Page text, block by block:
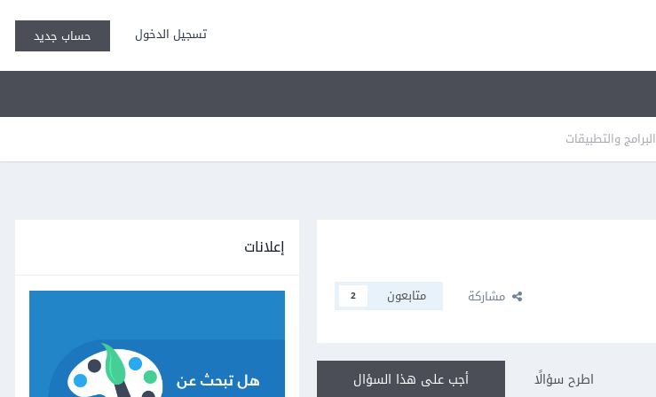
تسجيل الدخول حساب جديد
البرامج والتطبيقات
مشاركة متابعون 2
أجب على هذا السؤال اطرح سؤالًا
إعلانات